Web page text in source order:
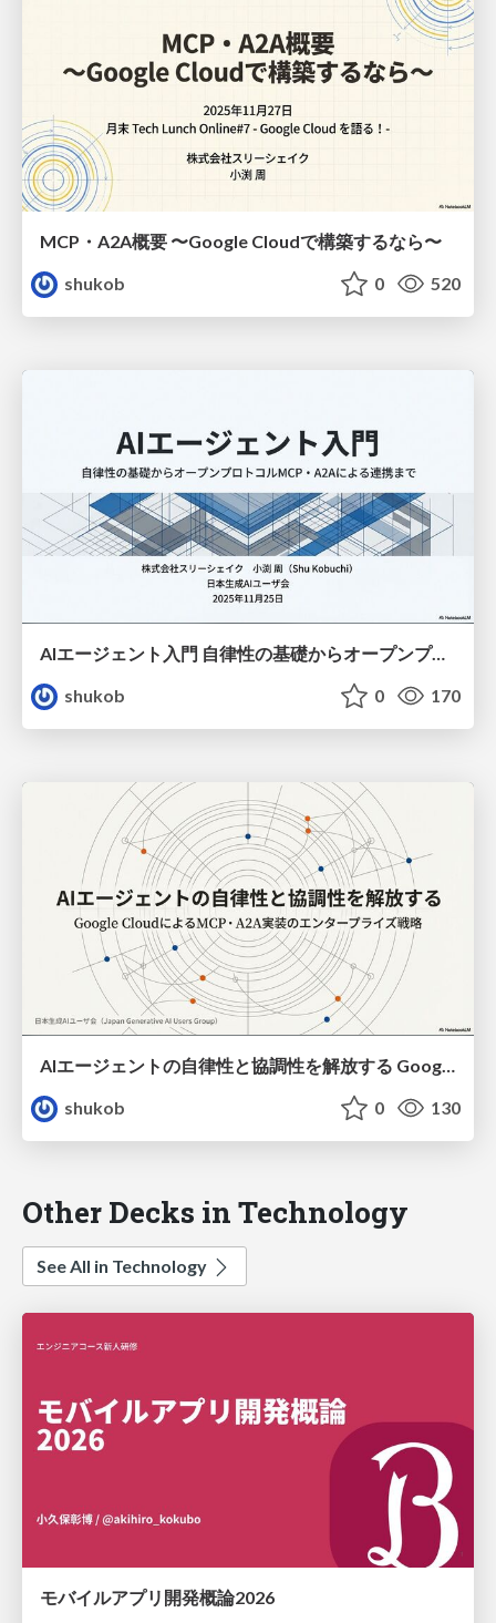
MCP・A2A概要 〜Google Cloudで構築するなら〜
shukob
0 520
AIエージェント入門 自律性の基礎からオープンプロトコルMCP・A2Aによる連携まで
shukob
0 170
AIエージェントの自律性と協調性を解放する Google CloudによるMCP・A2A実装のエンタープライズ戦略
shukob
0 130
Other Decks in Technology
See All in Technology
モバイルアプリ開発概論2026